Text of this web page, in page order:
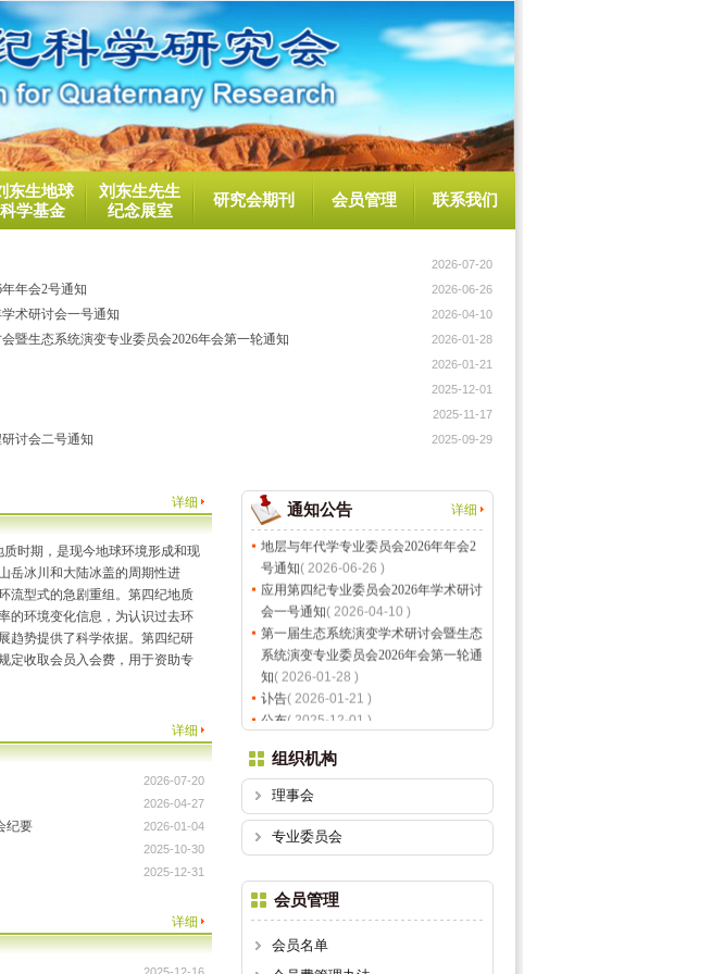
东生地球
科学基金
刘东生先生
纪念展室
研究会期刊 会员管理 联系我们
2026-07-20
年会2号通知 2026-06-26
术研讨会一号通知 2026-04-10
暨生态系统演变专业委员会2026年会第一轮通知 2026-01-28
2026-01-21
2025-12-01
2025-11-17
讨会二号通知 2025-09-29
详细
时期，是现今地球环境形成和现
岳冰川和大陆冰盖的周期性进
流型式的急剧重组。第四纪地质
的环境变化信息，为认识过去环
趋势提供了科学依据。第四纪研
定收取会员入会费，用于资助专
详细
2026-07-20
2026-04-27
纪要 2026-01-04
2025-10-30
2025-12-31
详细
通知公告 详细
地层与年代学专业委员会2026年年会2
号通知( 2026-06-26 )
应用第四纪专业委员会2026年学术研讨
会一号通知( 2026-04-10 )
第一届生态系统演变学术研讨会暨生态
系统演变专业委员会2026年会第一轮通
知( 2026-01-28 )
讣告( 2026-01-21 )
公布( 2025-12-01 )
2025年石笋古气候与岩溶过程研讨会二
号通知
( 2025-09-29 )
讣告( 2025-09-16 )
中国第四纪科学研究会关于开展第九
09-01 )
应用第四纪专业委员会2025年学术研讨
( 2025-07-22 )
青藏高原隆升、亚洲干旱化与气候系统
组织机构
理事会
专业委员会
会员管理
会员名单